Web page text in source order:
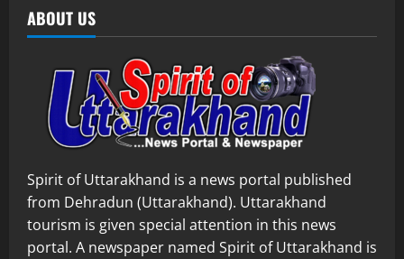
ABOUT US
Spirit of Uttarakhand is a news portal published
from Dehradun (Uttarakhand). Uttarakhand
tourism is given special attention in this news
portal. A newspaper named Spirit of Uttarakhand is